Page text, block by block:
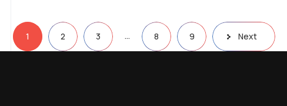
1 2 3 … 8 9 Next